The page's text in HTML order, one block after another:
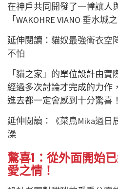
在神戶共同開發了一幢讓人
「WAKOHRE VIANO 垂水城
延伸閱讀： 貓奴最強衛衣空
不怕
「貓之家」的單位設計由
經過多次討論才完成的力作
進去都一定會感到十分驚喜！
延伸閱讀：
《菜鳥Mika過
澡
驚喜1：從外面開始
愛之情！